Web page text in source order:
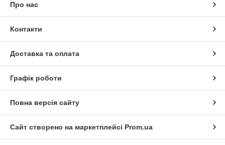
Про нас
Контакти
Доставка та оплата
Графік роботи
Повна версія сайту
Сайт створено на маркетплейсі Prom.ua